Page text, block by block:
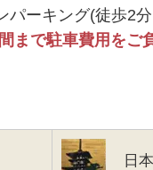
ーキング(徒歩2
まで駐車費用をご
日